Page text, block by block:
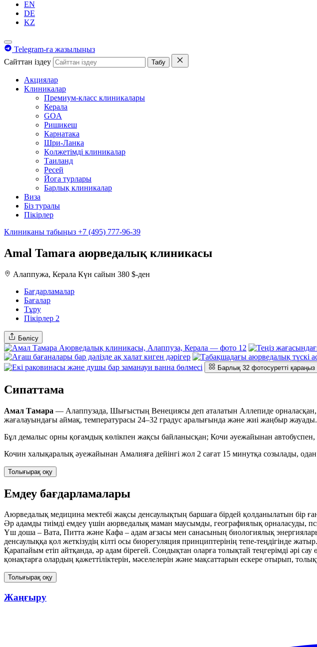
EN
DE
KZ
Telegram-ға жазылыңыз
Сайттан іздеу
Табу
Акциялар
Клиникалар
Премиум-класс клиникалары
Керала
GOA
Ришикеш
Карнатака
Шри-Ланка
Қолжетімді клиникалар
Таиланд
Ресей
Йога турлары
Барлық клиникалар
Виза
Біз туралы
Пікірлер
Клиниканы табыңыз +7 (495) 777-96-39
Amal Tamara аюрведалық клиникасы
Алаппужа, Керала Күн сайын 380 $-ден
Бағдарламалар
Бағалар
Тұру
Пікірлер 2
Бөлісу
Барлық 32 фотосуретті қараңыз
Сипаттама
Амал Тамара — Алаппузада, Шығыстың Венециясы деп аталатын Аллепиде орналасқан,
жағалауындағы аймақ, температурасы 24–32 градус аралығында және жиі жаңбыр
Бұл демалыс орны қоғамдық көлікпен жақсы байланысқан; Кочи әуежайынан
Кочин халықаралық әуежайынан Амалияға дейінгі жол 2 сағат 15 минутқа созылады,
Толығырақ оқу
Емдеу бағдарламалары
Аюрведалық медицина мектебі жақсы денсаулықтың баршаға бірдей қолданылатын бір
Әр адамды тиімді емдеу үшін аюрведалық маман маусымды, географиялық орналасуды,
Үш доша – Вата, Питта және Кафа – адам ағзасы мен санасының биологиялық
денсаулыққа қол жеткізудің кілті осы биорегуляция принциптерінің тепе-теңдігінде жатыр.
Қарапайым етіп айтқанда, әр адам бірегей. Сондықтан оларға толықтай теңгерімді әрі
қонақтарға олардың қажеттіліктерін, мәселелерін және мақсаттарын ескере отырып,
Толығырақ оқу
Жаңғыру